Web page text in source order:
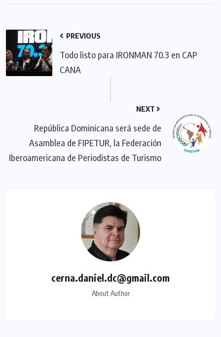
PREVIOUS
Todo listo para IRONMAN 70.3 en CAP
CANA
NEXT
República Dominicana será sede de
Asamblea de FIPETUR, la Federación
Iberoamericana de Periodistas de Turismo
cerna.daniel.dc@gmail.com
About Author